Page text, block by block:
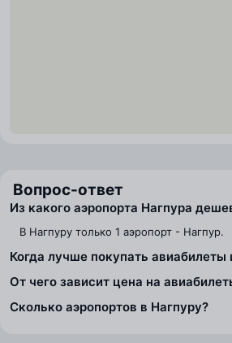
Вопрос-ответ
Из какого аэропорта Нагпура
В Нагпуру только 1 аэропорт - Нагпур.
Когда лучше покупать авиабилеты
От чего зависит цена на
Сколько аэропортов в Нагпуру?